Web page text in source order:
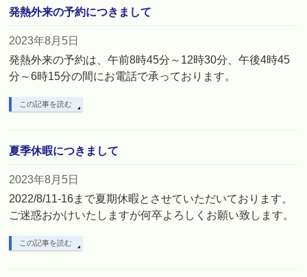
発熱外来の予約につきまして
2023年8月5日
発熱外来の予約は、午前8時45分～12時30分、午後4時45
分～6時15分の間にお電話で承っております。
この記事を読む
夏季休暇につきまして
2023年8月5日
2022/8/11-16まで夏期休暇とさせていただいております。
ご迷惑おかけいたしますが何卒よろしくお願い致します。
この記事を読む